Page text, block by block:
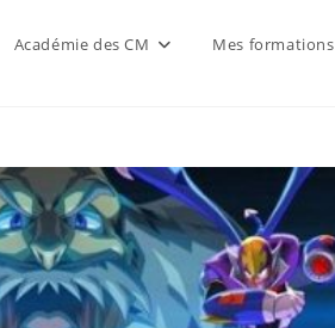
Académie des CM Mes formations